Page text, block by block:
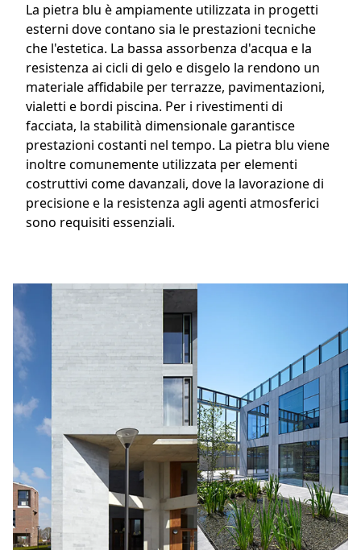
La pietra blu è ampiamente utilizzata in progetti
esterni dove contano sia le prestazioni tecniche
che l'estetica. La bassa assorbenza d'acqua e la
resistenza ai cicli di gelo e disgelo la rendono un
materiale affidabile per terrazze, pavimentazioni,
vialetti e bordi piscina. Per i rivestimenti di
facciata, la stabilità dimensionale garantisce
prestazioni costanti nel tempo. La pietra blu viene
inoltre comunemente utilizzata per elementi
costruttivi come davanzali, dove la lavorazione di
precisione e la resistenza agli agenti atmosferici
sono requisiti essenziali.